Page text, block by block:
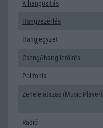
Kihangositás
Hangvezérlés
Hangjegyzet
Csengőhang letöltés
Polifonia
Zenelejátszás (Music Player)
Rádió